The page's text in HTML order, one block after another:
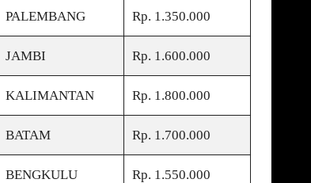
PALEMBANG Rp. 1.350.000
JAMBI Rp. 1.600.000
KALIMANTAN Rp. 1.800.000
BATAM Rp. 1.700.000
BENGKULU Rp. 1.550.000